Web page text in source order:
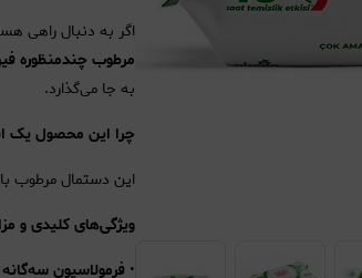
اگر به دنبال راهی
مرطوب چندمنظوره
به جا می‌گذارد.
چرا این محصول یک
این دستمال مرطوب
ویژگی‌های کلیدی و
• فرمولاسیون